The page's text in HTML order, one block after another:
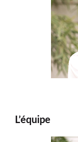
L’équipe